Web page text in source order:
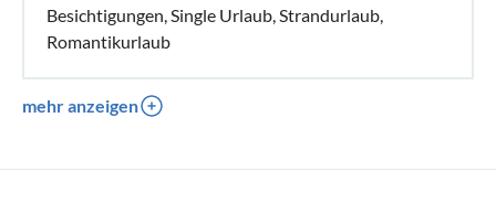
Besichtigungen, Single Urlaub, Strandurlaub,
Romantikurlaub
mehr anzeigen